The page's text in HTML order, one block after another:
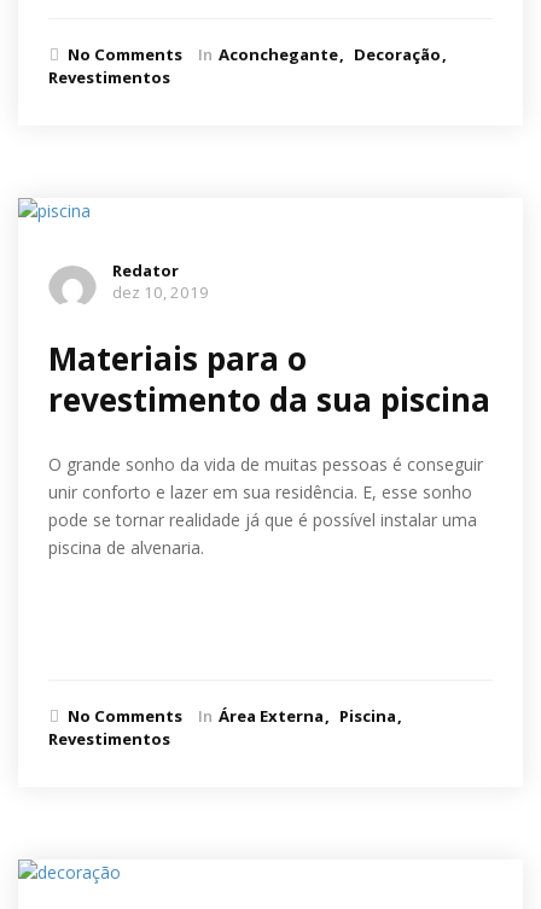
No Comments In Aconchegante
Decoração
Revestimentos
Redator
dez 10, 2019
Materiais para o
revestimento da sua piscina
O grande sonho da vida de muitas pessoas é conseguir
unir conforto e lazer em sua residência. E, esse sonho
pode se tornar realidade já que é possível instalar uma
piscina de alvenaria.
No Comments In Área Externa
Piscina
Revestimentos